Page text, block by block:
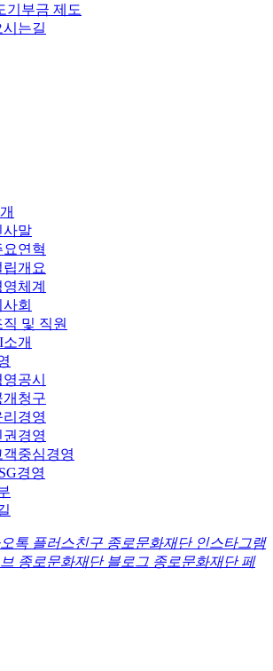
기부금 제도
시는길
사말
요연혁
립개요
영체계
사회
직 및 직원
소개
영공시
개청구
리경영
권경영
객중심경영
경영
톡 플러스친구 종로문화재단 인스타그램
종로문화재단 블로그 종로문화재단 페